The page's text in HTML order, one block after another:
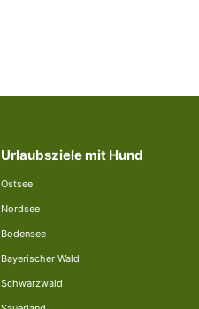
Urlaubsziele mit Hund
Ostsee
Nordsee
Bodensee
Bayerischer Wald
Schwarzwald